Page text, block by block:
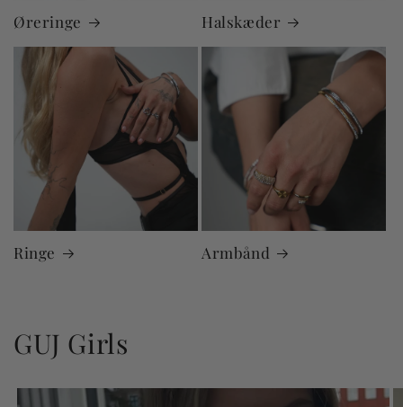
Øreringe Halskæder
Ringe Armbånd
GUJ Girls